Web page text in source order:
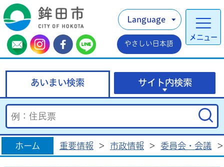
メニュー
Language
やさしい日本語
あいまい検索 サイト内検索
ホーム 重要情報 > 市政情報 > 委員会・会議 >